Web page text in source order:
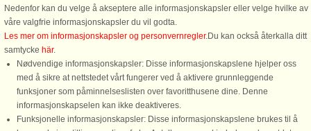
DanCenter A/S - Kronprinsensgade 3, 2. - 1114 København K - Danmark
Nedenfor kan du velge å akseptere alle informasjonskapsler eller velge hvilke av
våre valgfrie informasjonskapsler du vil godta.
Les mer om informasjonskapsler og personvernregler.Du kan också återkalla ditt
samtycke här.
Nødvendige informasjonskapsler: Disse informasjonskapslene hjelper oss
med å sikre at nettstedet vårt fungerer ved å aktivere grunnleggende
funksjoner som påminnelseslisten over favoritthusene dine. Denne
informasjonskapselen kan ikke deaktiveres.
Funksjonelle informasjonskapsler: Disse informasjonskapslene brukes til å